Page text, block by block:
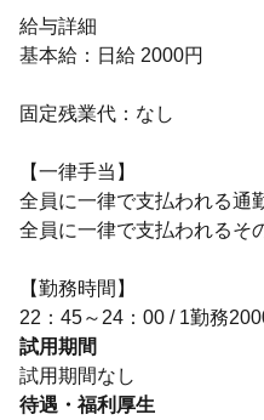
給与詳細
基本給：日給 2000円
固定残業代：なし
【一律手当】
全員に一律で支払われる通
全員に一律で支払われるそ
【勤務時間】
22：45～24：00 / 1勤務
試用期間
試用期間なし
待遇・福利厚生